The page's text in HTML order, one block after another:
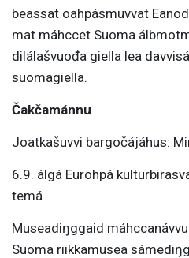
beassat oahpásmuvvat
mat máhccet Suoma
dilálašvuođa giella lea
suomagiella.
Čakčamánnu
Joatkašuvvi bargočájáhus:
6.9. álgá Eurohpá
temá
Museadiŋggaid
Suoma riikkamusea